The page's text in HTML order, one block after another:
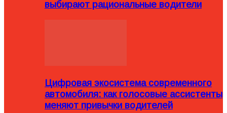
выбирают рациональные водители
Цифровая экосистема современного
автомобиля: как голосовые ассистенты
меняют привычки водителей